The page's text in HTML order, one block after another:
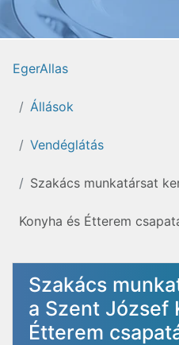
EgerAllas
Állások
Vendéglátás
Szakács munkatársat
Konyha és Étterem
Szakács
a Szent József
Étterem